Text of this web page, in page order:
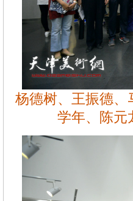
杨德树、王振德、
学年、陈元